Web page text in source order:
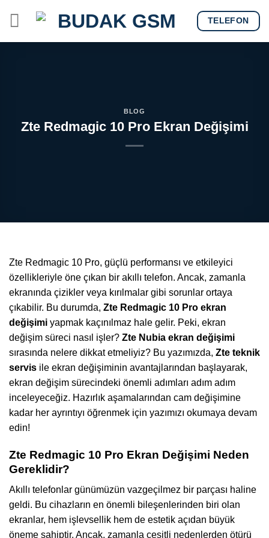
TELEFON
BLOG
Zte Redmagic 10 Pro Ekran Değişimi
Zte Redmagic 10 Pro, güçlü performansı ve etkileyici
özellikleriyle öne çıkan bir akıllı telefon. Ancak, zamanla
ekranında çizikler veya kırılmalar gibi sorunlar ortaya
çıkabilir. Bu durumda, Zte Redmagic 10 Pro ekran
değişimi yapmak kaçınılmaz hale gelir. Peki, ekran
değişim süreci nasıl işler? Zte Nubia ekran değişimi
sırasında nelere dikkat etmeliyiz? Bu yazımızda, Zte teknik
servis ile ekran değişiminin avantajlarından başlayarak,
ekran değişim sürecindeki önemli adımları adım adım
inceleyeceğiz. Hazırlık aşamalarından cam değişimine
kadar her ayrıntıyı öğrenmek için yazımızı okumaya devam
edin!
Zte Redmagic 10 Pro Ekran Değişimi Neden
Gereklidir?
Akıllı telefonlar günümüzün vazgeçilmez bir parçası haline
geldi. Bu cihazların en önemli bileşenlerinden biri olan
ekranlar, hem işlevsellik hem de estetik açıdan büyük
öneme sahiptir. Ancak, zamanla çeşitli nedenlerden ötürü